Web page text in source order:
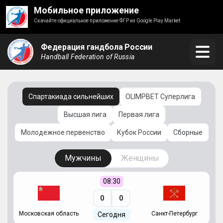
Мобильное приложение
Скачайте официальное приложение ФГР из Google Play Market
Федерация гандбола России
Handball Federation of Russia
Спартакиада сильнейших OLIMPBET Суперлига
Высшая лига Первая лига
Молодежное первенство Кубок России Сборные
Мужчины Женщины
Московская область
08:30
0 0
Сегодня Санкт-Петербург